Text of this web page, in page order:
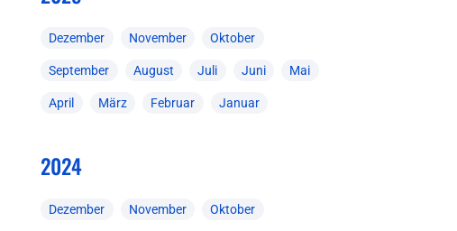
Dezember November Oktober
September August Juli Juni Mai
April März Februar Januar
2024
Dezember November Oktober